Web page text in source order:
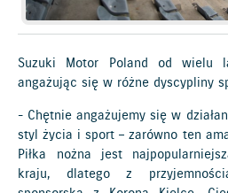
Suzuki Motor Poland od wielu
angażując się w różne dyscypliny
- Chętnie angażujemy się w
styl życia i sport – zarówno ten
Piłka nożna jest
kraju, dlatego z